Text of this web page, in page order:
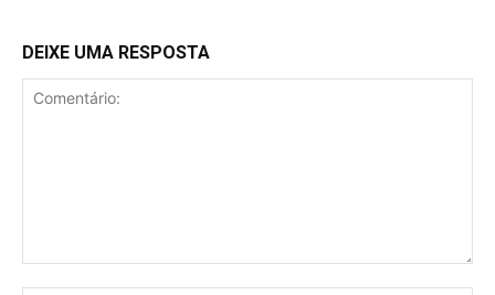
DEIXE UMA RESPOSTA